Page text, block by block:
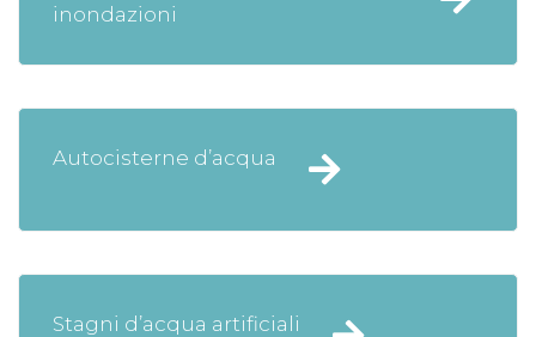
inondazioni
Autocisterne d’acqua
Stagni d’acqua artificiali